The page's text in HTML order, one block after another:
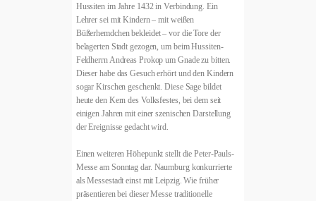
Hussiten im Jahre 1432 in Verbindung. Ein
Lehrer sei mit Kindern – mit weißen
Büßerhemdchen bekleidet – vor die Tore der
belagerten Stadt gezogen, um beim Hussiten-
Feldherrn Andreas Prokop um Gnade zu bitten.
Dieser habe das Gesuch erhört und den Kindern
sogar Kirschen geschenkt. Diese Sage bildet
heute den Kern des Volksfestes, bei dem seit
einigen Jahren mit einer szenischen Darstellung
der Ereignisse gedacht wird.
Einen weiteren Höhepunkt stellt die Peter-Pauls-
Messe am Sonntag dar. Naumburg konkurrierte
als Messestadt einst mit Leipzig. Wie früher
präsentieren bei dieser Messe traditionelle